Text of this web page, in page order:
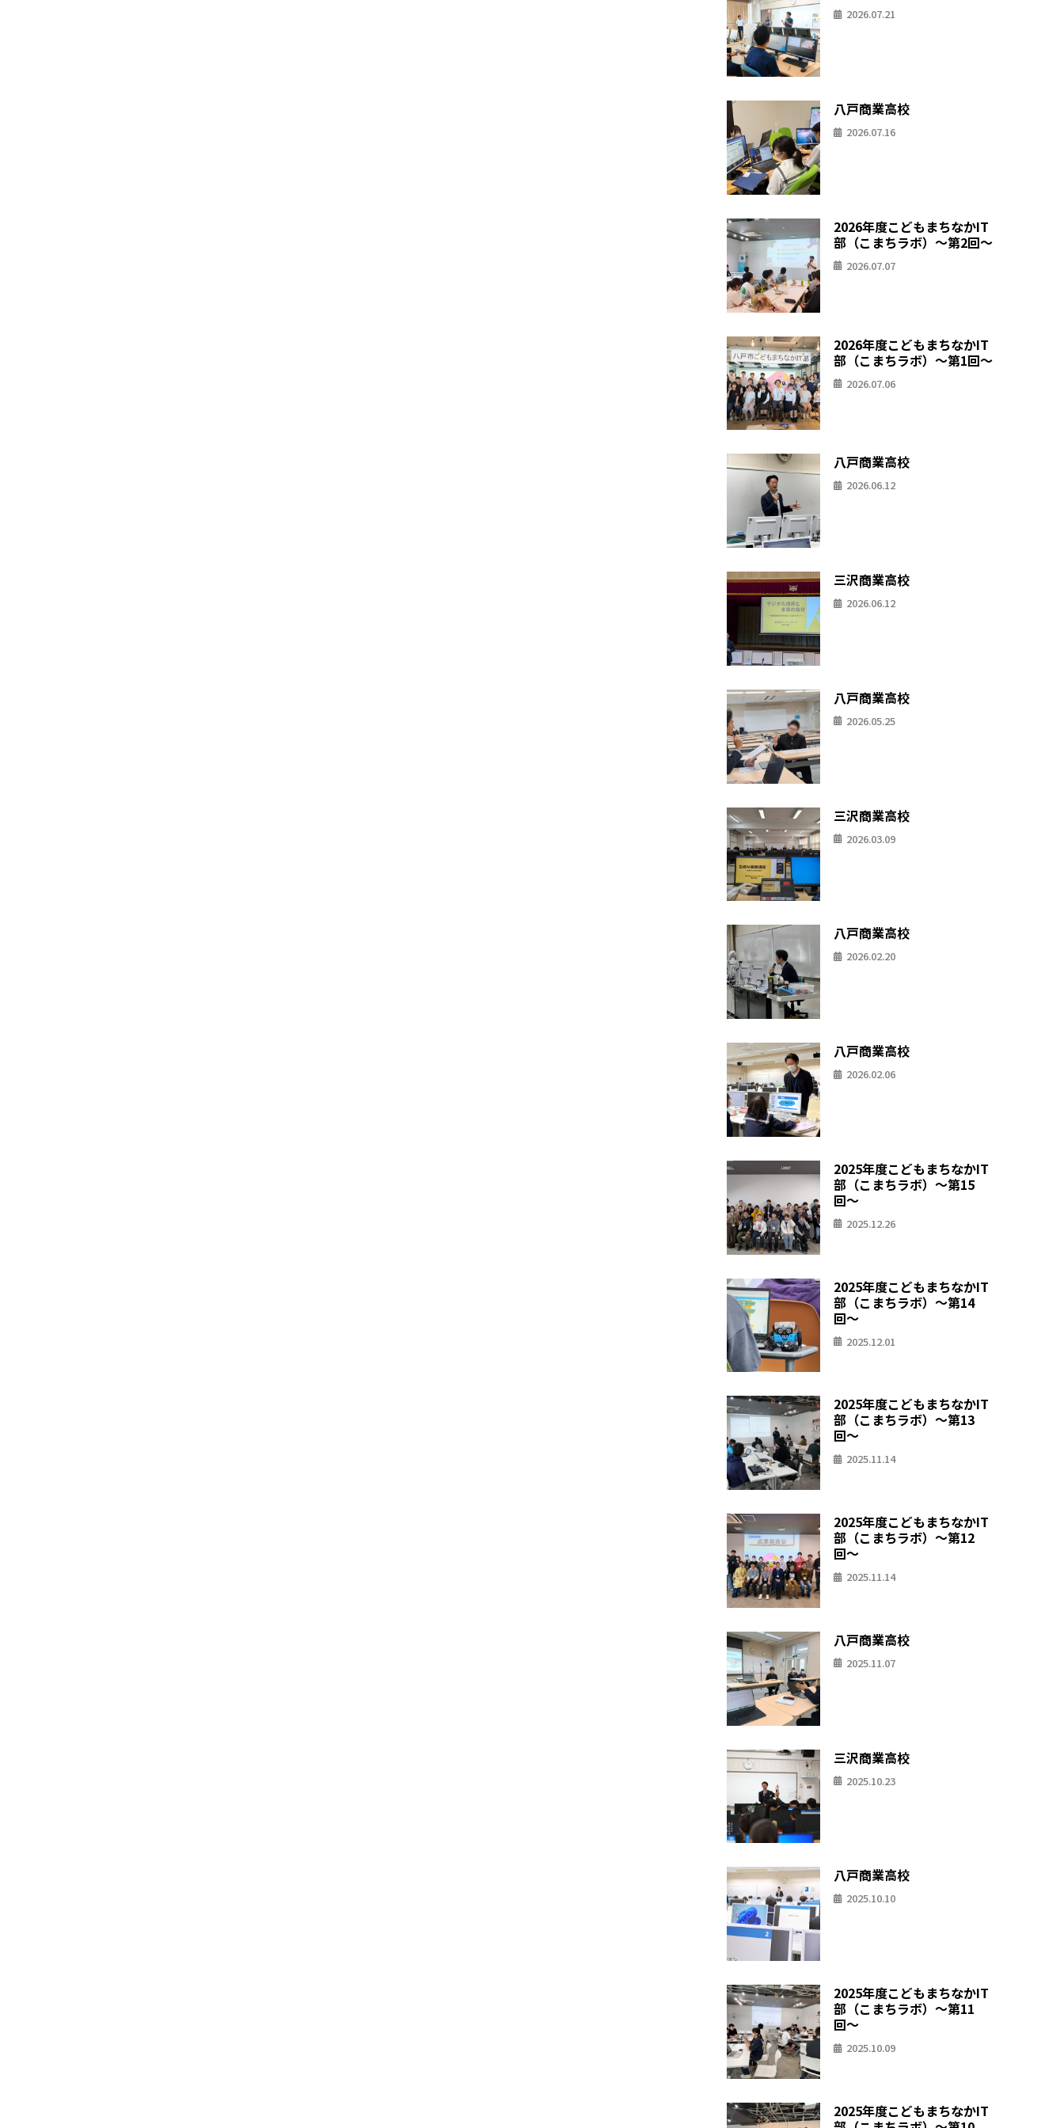
2026.07.21
八戸商業高校
2026.07.16
2026年度こどもまちなかIT
部（こまちラボ）〜第2回〜
2026.07.07
2026年度こどもまちなかIT
部（こまちラボ）〜第1回〜
2026.07.06
八戸商業高校
2026.06.12
三沢商業高校
2026.06.12
八戸商業高校
2026.05.25
三沢商業高校
2026.03.09
八戸商業高校
2026.02.20
八戸商業高校
2026.02.06
2025年度こどもまちなかIT
部（こまちラボ）〜第15
回〜
2025.12.26
2025年度こどもまちなかIT
部（こまちラボ）〜第14
回〜
2025.12.01
2025年度こどもまちなかIT
部（こまちラボ）〜第13
回〜
2025.11.14
2025年度こどもまちなかIT
部（こまちラボ）〜第12
回〜
2025.11.14
八戸商業高校
2025.11.07
三沢商業高校
2025.10.23
八戸商業高校
2025.10.10
2025年度こどもまちなかIT
部（こまちラボ）〜第11
回〜
2025.10.09
2025年度こどもまちなかIT